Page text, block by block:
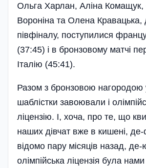
Ольга Харлан, Аліна
Вороніна та Олена
півфіналу, поступилися
(37:45) і в бронзовому матчі
Італію (45:41).
Разом з бронзовою нагородою
шаблістки завоювали і
ліцензію. І, хоча, про те, що
наших дівчат вже в кишені,
відомо пару місяців назад,
олімпійська ліцензія була